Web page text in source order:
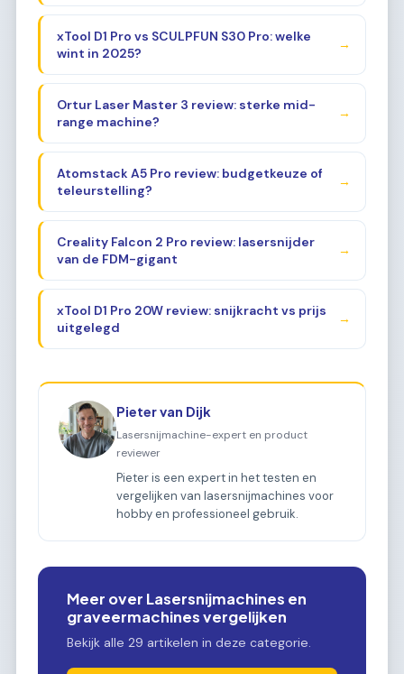
xTool D1 Pro vs SCULPFUN S30 Pro: welke
wint in 2025?
→
Ortur Laser Master 3 review: sterke mid-
range machine?
→
Atomstack A5 Pro review: budgetkeuze of
teleurstelling?
→
Creality Falcon 2 Pro review: lasersnijder
van de FDM-gigant
→
xTool D1 Pro 20W review: snijkracht vs prijs
uitgelegd
→
Pieter van Dijk
Lasersnijmachine-expert en product
reviewer
Pieter is een expert in het testen en
vergelijken van lasersnijmachines voor
hobby en professioneel gebruik.
Meer over Lasersnijmachines en
graveermachines vergelijken
Bekijk alle 29 artikelen in deze categorie.